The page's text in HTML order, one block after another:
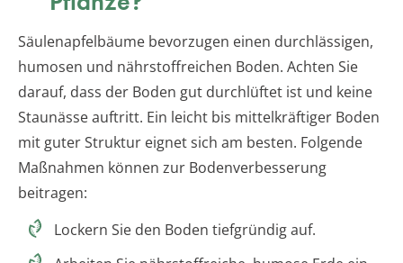
Säulenapfelbäume bevorzugen einen durchlässigen,
humosen und nährstoffreichen Boden. Achten Sie
darauf, dass der Boden gut durchlüftet ist und keine
Staunässe auftritt. Ein leicht bis mittelkräftiger Boden
mit guter Struktur eignet sich am besten. Folgende
Maßnahmen können zur Bodenverbesserung
beitragen:
Lockern Sie den Boden tiefgründig auf.